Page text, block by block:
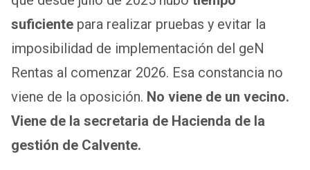
suficiente para realizar pruebas y evitar la
imposibilidad de implementación del geN
Rentas al comenzar 2026. Esa constancia no
viene de la oposición. No viene de un vecino.
Viene de la secretaria de Hacienda de la
gestión de Calvente.